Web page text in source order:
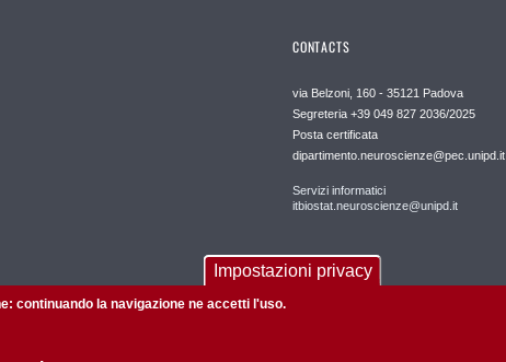
CONTACTS
via Belzoni, 160 - 35121 Padova
Segreteria +39 049 827 2036/2025
Posta certificata
dipartimento.neuroscienze@pec.unipd.it
Servizi informatici
itbiostat.neuroscienze@unipd.it
Impostazioni privacy
continuando la navigazione ne accetti l'uso.